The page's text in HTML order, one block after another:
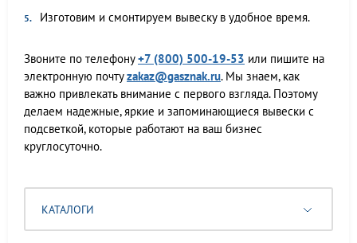
Изготовим и смонтируем вывеску в удобное время.
Звоните по телефону+7 (800) 500-19-53 или пишите на
электронную почтуzakaz@gasznak.ru. Мы знаем, как
важно привлекать внимание с первого взгляда. Поэтому
делаем надежные, яркие и запоминающиеся вывески с
подсветкой, которые работают на ваш бизнес
круглосуточно.
КАТАЛОГИ